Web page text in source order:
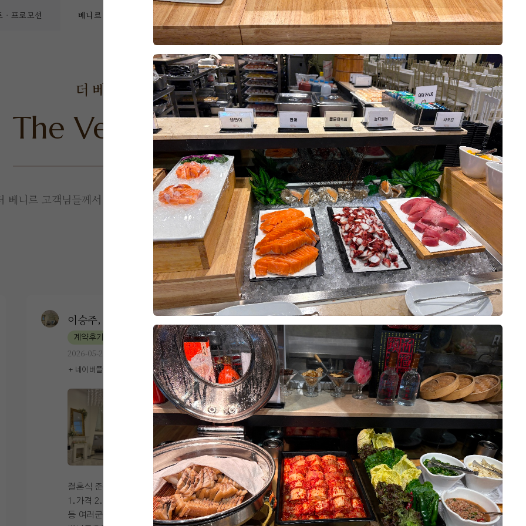
· 프로모션 베니르 리얼후기 SNS 소식 베니르 소식
더 베니르 고객후기
The VenirReview
베니르 고객님들께서 직접 작성해주신 소중한 후기입니다.
후기 쓰기
이승주, 이은혜
계약후기
2026-05-29 80명 읽음
+ 네이버플레이스
1
+8
결혼식 준비하면서 가장 우선순위로본게
1.가격 2.음식 3.위치.4.주차5.예쁜홀 등
등 여러군데 검색하고 알아보다가 안산 더
이승주, 이은혜
시식후기
2026-05-06 104명 읽음
0
+7
웨딩홀 결정할때 주차,위치,음식,가격,홀
이쁜거 봤는데 전부 다 육각형이라 당일 계
약해버렸네요🥹 무엇보다 음식종류가 한
식,중식,일식,디저트,음료 등 다양해서 사